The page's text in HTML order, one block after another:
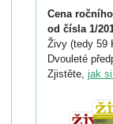
Cena
od čísla 1/
Živy (tedy 59
Dvouleté
Zjistěte, jak